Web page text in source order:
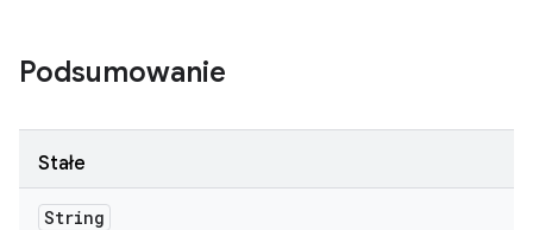
Podsumowanie
Stałe
String